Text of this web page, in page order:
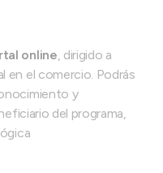
online , dirigido a
en el comercio. Podrás
y
del programa,